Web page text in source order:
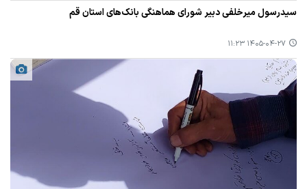
سیدرسول میرخلفی دبیر شورای هماهنگی بانک‌های استان قم
۱۴۰۵-۰۴-۲۷ ۱۱:۲۳